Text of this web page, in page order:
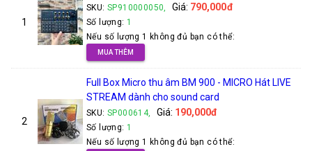
1
SKU: SP910000050, Giá: 790,000đ
Số lượng: 1
Nếu số lượng 1 không đủ bạn có thể:
MUA THÊM
2
Full Box Micro thu âm BM 900 - MICRO Hát LIVE
STREAM dành cho sound card
SKU: SP000614, Giá: 190,000đ
Số lượng: 1
Nếu số lượng 1 không đủ bạn có thể: